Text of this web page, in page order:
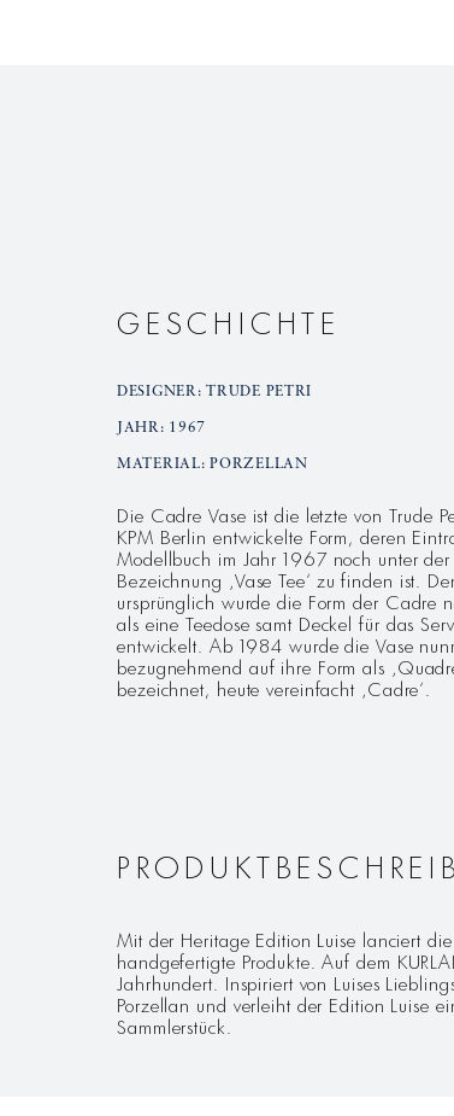
GESCHICHTE
DESIGNER: TRUDE PETRI
JAHR: 1967
MATERIAL: PORZELLAN
Die Cadre Vase ist die letzte von Trude
KPM Berlin entwickelte Form, deren
Modellbuch im Jahr 1967 noch unter der
Bezeichnung ‚Vase Tee‘ zu finden ist.
ursprünglich wurde die Form der Cadre
als eine Teedose samt Deckel für das
entwickelt. Ab 1984 wurde die Vase
bezugnehmend auf ihre Form als
bezeichnet, heute vereinfacht ‚Cadre‘.
Mit der Heritage Edition Luise lanciert
handgefertigte Produkte. Auf dem
Jahrhundert. Inspiriert von Luises
Porzellan und verleiht der Edition Luise
Sammlerstück.